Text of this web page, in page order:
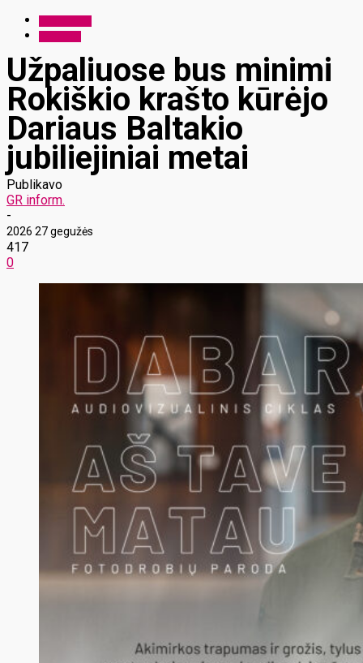
Užpaliuose bus minimi
Rokiškio krašto kūrėjo
Dariaus Baltakio
jubiliejiniai metai
Publikavo
GR inform.
-
2026 27 gegužės
417
0